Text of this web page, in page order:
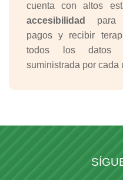
cuenta con altos
accesibilidad
para
pagos y recibir
todos los datos
suministrada por cada